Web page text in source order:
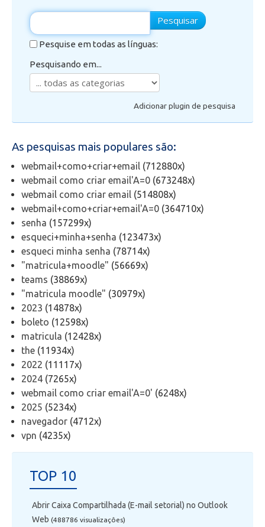
Secretaria de Administração Escolar - SAE
Biblioteca
Laboratórios
EAD
Suporte
Videoconferência
Telefonia
Office 365
Intercâmbio
Fluig
Feedz
Pesquisar
Pesquise em todas as línguas:
Pesquisando em...
Adicionar plugin de pesquisa
As pesquisas mais populares são:
webmail+como+criar+email (712880x)
webmail como criar email'A=0 (673248x)
webmail como criar email (514808x)
webmail+como+criar+email'A=0 (364710x)
senha (157299x)
esqueci+minha+senha (123473x)
esqueci minha senha (78714x)
"matricula+moodle" (56669x)
teams (38869x)
"matricula moodle" (30979x)
2023 (14878x)
boleto (12598x)
matricula (12428x)
the (11934x)
2022 (11117x)
2024 (7265x)
webmail como criar email'A=0' (6248x)
2025 (5234x)
navegador (4712x)
vpn (4235x)
TOP 10
Abrir Caixa Compartilhada (E-mail setorial) no Outlook
Web (488786 visualizaçôes)